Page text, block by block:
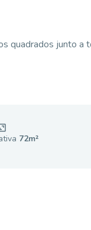
quadrados junto a
72m²